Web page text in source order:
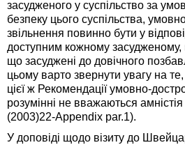
засудженого у суспільство за
безпеку цього суспільства,
звільнення повинно бути у
доступним кожному засудженому,
що засуджені до довічного
цьому варто звернути увагу на
цієї ж Рекомендації умовно-
розумінні не вважаються
(2003)22-Appendix par.1).
У доповіді щодо візиту до